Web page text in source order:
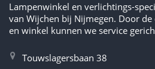
Lampenwinkel en verlichtings-
van Wijchen bij Nijmegen. Door
en winkel kunnen we service
Touwslagersbaan 38